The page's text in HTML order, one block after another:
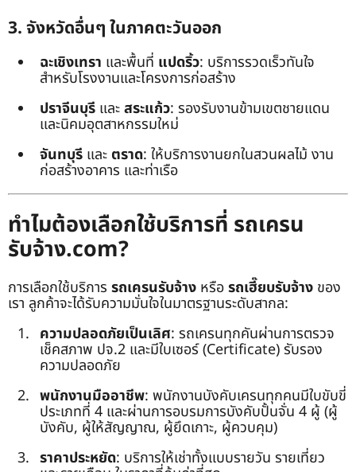
3. จังหวัดอื่นๆ ในภาคตะวันออก
ฉะเชิงเทรา และพื้นที่ แปดริ้ว: บริการรวดเร็วทันใจ
สำหรับโรงงานและโครงการก่อสร้าง
ปราจีนบุรี และสระแก้ว: รองรับงานข้ามเขตชายแดน
และนิคมอุตสาหกรรมใหม่
จันทบุรี และ ตราด: ให้บริการงานยกในสวนผลไม้ งาน
ก่อสร้างอาคาร และท่าเรือ
ทำไมต้องเลือกใช้บริการที่ รถเครน
รับจ้าง.com?
การเลือกใช้บริการ รถเครนรับจ้าง หรือรถเฮี๊ยบรับจ้าง ของ
เรา ลูกค้าจะได้รับความมั่นใจในมาตรฐานระดับสากล:
ความปลอดภัยเป็นเลิศ: รถเครนทุกคันผ่านการตรวจ
เช็คสภาพ ปจ.2 และมีใบเซอร์ (Certificate) รับรอง
ความปลอดภัย
พนักงานมืออาชีพ: พนักงานบังคับเครนทุกคนมีใบขับขี่
ประเภทที่ 4 และผ่านการอบรมการบังคับปั้นจั่น 4 ผู้ (ผู้
บังคับ, ผู้ให้สัญญาณ, ผู้ยึดเกาะ, ผู้ควบคุม)
ราคาประหยัด: บริการให้เช่าทั้งแบบรายวัน รายเที่ยว